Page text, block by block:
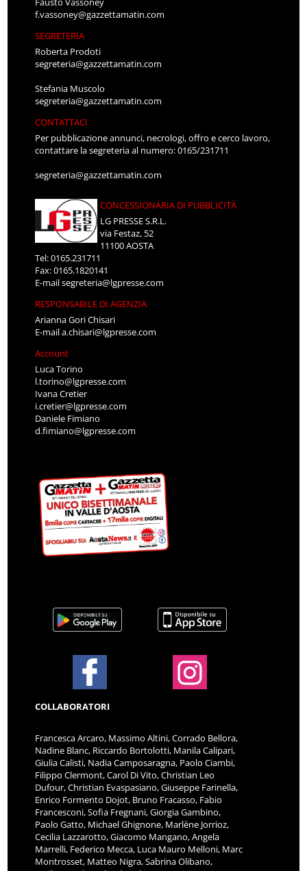
f.vassoney@gazzettamatin.com
SEGRETERIA
Roberta Prodoti
segreteria@gazzettamatin.com
Stefania Muscolo
segreteria@gazzettamatin.com
CONTATTACI
Per pubblicazione annunci, necrologi, offro e cerco lavoro,
contattare la segreteria al numero: 0165/231711
segreteria@gazzettamatin.com
CONCESSIONARIA DI PUBBLICITÀ
LG PRESSE S.R.L.
via Festaz, 52
11100 AOSTA
Tel: 0165.231711
Fax: 0165.1820141
E-mailsegreteria@lgpresse.com
RESPONSABILE DI AGENZIA
Arianna Gori Chisari
E-maila.chisari@lgpresse.com
Account
Luca Torino
l.torino@lgpresse.com
Ivana Cretier
i.cretier@lgpresse.com
Daniele Fimiano
d.fimiano@lgpresse.com
COLLABORATORI
Francesca Arcaro, Massimo Altini, Corrado Bellora,
Nadine Blanc, Riccardo Bortolotti, Manila Calipari,
Giulia Calisti, Nadia Camposaragna, Paolo Ciambi,
Filippo Clermont, Carol Di Vito, Christian Leo
Dufour, Christian Evaspasiano, Giuseppe Farinella,
Enrico Formento Dojot, Bruno Fracasso, Fabio
Francesconi, Sofia Fregnani, Giorgia Gambino,
Paolo Gatto, Michael Ghignone, Marlène Jorrioz,
Cecilia Lazzarotto, Giacomo Mangano, Angela
Marrelli, Federico Mecca, Luca Mauro Melloni, Marc
Montrosset, Matteo Nigra, Sabrina Olibano,